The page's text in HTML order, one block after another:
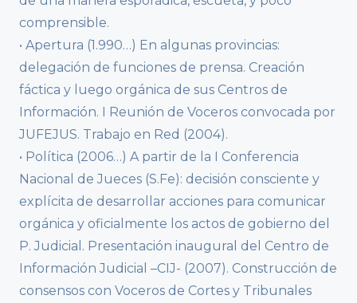
comprensible.
• Apertura (1.990…) En algunas provincias:
delegación de funciones de prensa. Creación
fáctica y luego orgánica de sus Centros de
Información. I Reunión de Voceros convocada por
JUFEJUS. Trabajo en Red (2004).
• Política (2006…) A partir de la I Conferencia
Nacional de Jueces (S.Fe): decisión consciente y
explícita de desarrollar acciones para comunicar
orgánica y oficialmente los actos de gobierno del
P. Judicial. Presentación inaugural del Centro de
Información Judicial –CIJ- (2007). Construcción de
consensos con Voceros de Cortes y Tribunales